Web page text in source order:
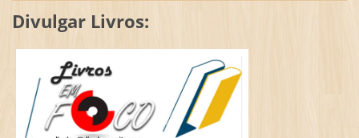
Divulgar Livros: